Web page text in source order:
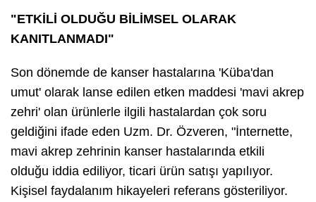
"ETKİLİ OLDUĞU BİLİMSEL OLARAK
KANITLANMADI"
Son dönemde de kanser hastalarına 'Küba'dan
umut' olarak lanse edilen etken maddesi 'mavi akrep
zehri' olan ürünlerle ilgili hastalardan çok soru
geldiğini ifade eden Uzm. Dr. Özveren, "İnternette,
mavi akrep zehrinin kanser hastalarında etkili
olduğu iddia ediliyor, ticari ürün satışı yapılıyor.
Kişisel faydalanım hikayeleri referans gösteriliyor.